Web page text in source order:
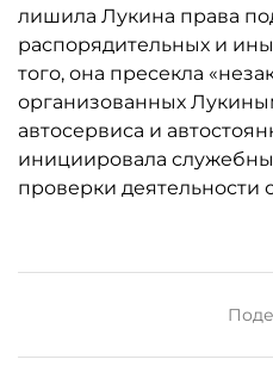
лишила Лукина права
распорядительных и
того, она пресекла
организованных
автосервиса и
инициировала
проверки деятельности